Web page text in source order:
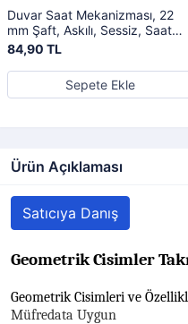
Duvar Saat Mekanizması, 22
mm Şaft, Askılı, Sessiz, Saat
Motoru, Metal Akrep, Yelkovan,
Saniye
84,90 TL
Sepete Ekle
Ürün Açıklaması
Satıcıya Danış
Geometrik Cisimler
Geometrik Cisimleri ve
Müfredata Uygun